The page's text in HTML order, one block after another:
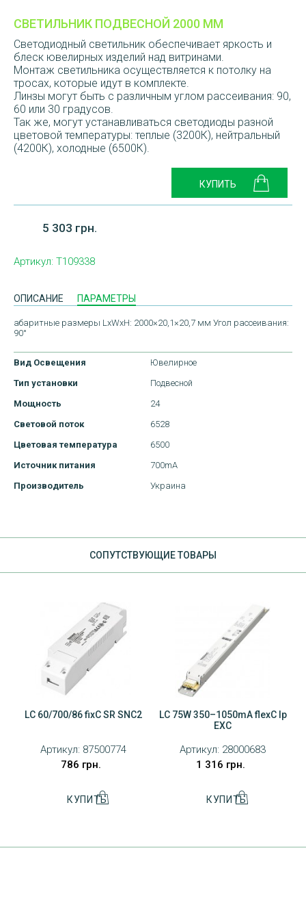
СВЕТИЛЬНИК ПОДВЕСНОЙ 2000 ММ
Светодиодный светильник обеспечивает яркость и
блеск ювелирных изделий над витринами.
Монтаж светильника осуществляется к потолку на
тросах, которые идут в комплекте.
Линзы могут быть с различным углом рассеивания: 90,
60 или 30 градусов.
Так же, могут устанавливаться светодиоды разной
цветовой температуры: теплые (3200К), нейтральный
(4200К), холодные (6500К).
5 303 грн.
Артикул: T109338
ОПИСАНИЕ ПАРАМЕТРЫ
абаритные размеры LxWxH: 2000×20,1×20,7 мм Угол рассеивания:
90°
Вид Освещения
Ювелирное
Тип установки
Подвесной
Мощность
24
Световой поток
6528
Цветовая температура
6500
Источник питания
700mA
Производитель
Украина
CОПУТСТВУЮЩИЕ ТОВАРЫ
LC 60/700/86 fixC SR SNC2
Артикул: 87500774
786 грн.
LC 75W 350–1050mA flexC lp
EXC
Артикул: 28000683
1 316 грн.
ДОСТАВКА
ПОВЕРНЕННЯ ТОВАРУ